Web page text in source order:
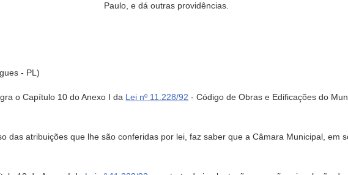
Paulo, e dá outras providências.
- PL)
o Capítulo 10 do Anexo I da Lei nº 11.228/92 - Código de Obras e Edificações do
das atribuições que lhe são conferidas por lei, faz saber que a Câmara Municipal, em